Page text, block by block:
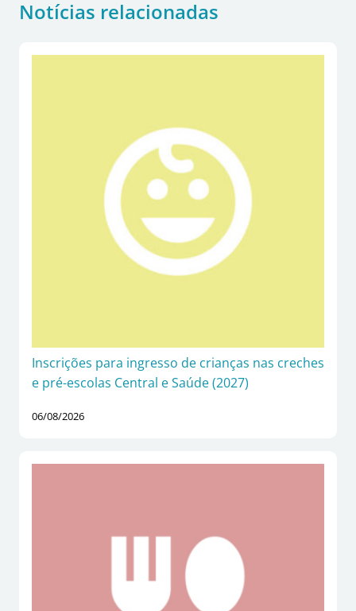
Notícias relacionadas
Inscrições para ingresso de crianças nas creches
e pré-escolas Central e Saúde (2027)
06/08/2026